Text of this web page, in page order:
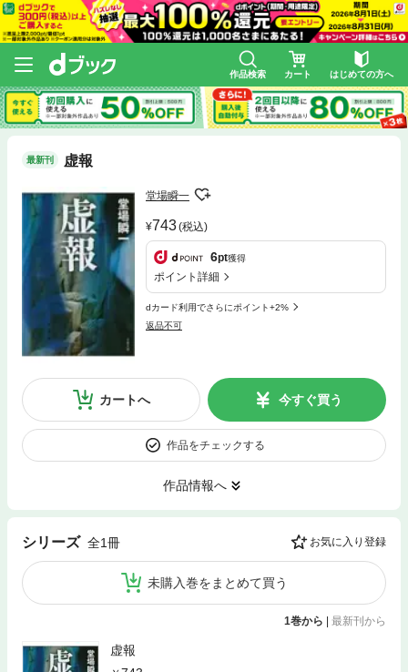
作品検索 カート はじめての方へ
最新刊 虚報
堂場瞬一
743(税込)
6pt獲得
ポイント詳細
dカード利用でさらにポイント+2%
返品不可
カートへ 今すぐ買う
作品をチェックする
作品情報へ
シリーズ 全1冊 お気に入り登録
未購入巻をまとめて買う
1巻から 最新刊から
虚報